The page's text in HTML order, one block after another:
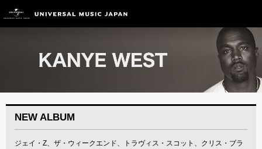
NEW ALBUM
ジェイ・Z、ザ・ウィークエンド、トラヴィス・スコット、クリス・ブラ